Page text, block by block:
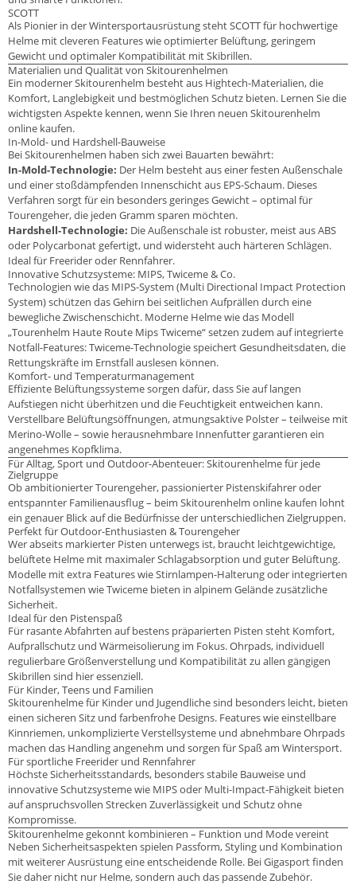
SCOTT
Als Pionier in der Wintersportausrüstung steht SCOTT für hochwertige
Helme mit cleveren Features wie optimierter Belüftung, geringem
Gewicht und optimaler Kompatibilität mit Skibrillen.
Materialien und Qualität von Skitourenhelmen
Ein moderner Skitourenhelm besteht aus Hightech-Materialien, die
Komfort, Langlebigkeit und bestmöglichen Schutz bieten. Lernen Sie die
wichtigsten Aspekte kennen, wenn Sie Ihren neuen Skitourenhelm
online kaufen.
In-Mold- und Hardshell-Bauweise
Bei Skitourenhelmen haben sich zwei Bauarten bewährt:
In-Mold-Technologie: Der Helm besteht aus einer festen Außenschale
und einer stoßdämpfenden Innenschicht aus EPS-Schaum. Dieses
Verfahren sorgt für ein besonders geringes Gewicht – optimal für
Tourengeher, die jeden Gramm sparen möchten.
Hardshell-Technologie: Die Außenschale ist robuster, meist aus ABS
oder Polycarbonat gefertigt, und widersteht auch härteren Schlägen.
Ideal für Freerider oder Rennfahrer.
Innovative Schutzsysteme: MIPS, Twiceme & Co.
Technologien wie das MIPS-System (Multi Directional Impact Protection
System) schützen das Gehirn bei seitlichen Aufprällen durch eine
bewegliche Zwischenschicht. Moderne Helme wie das Modell
„Tourenhelm Haute Route Mips Twiceme“ setzen zudem auf integrierte
Notfall-Features: Twiceme-Technologie speichert Gesundheitsdaten, die
Rettungskräfte im Ernstfall auslesen können.
Komfort- und Temperaturmanagement
Effiziente Belüftungssysteme sorgen dafür, dass Sie auf langen
Aufstiegen nicht überhitzen und die Feuchtigkeit entweichen kann.
Verstellbare Belüftungsöffnungen, atmungsaktive Polster – teilweise mit
Merino-Wolle – sowie herausnehmbare Innenfutter garantieren ein
angenehmes Kopfklima.
Für Alltag, Sport und Outdoor-Abenteuer: Skitourenhelme für jede
Zielgruppe
Ob ambitionierter Tourengeher, passionierter Pistenskifahrer oder
entspannter Familienausflug – beim Skitourenhelm online kaufen lohnt
ein genauer Blick auf die Bedürfnisse der unterschiedlichen Zielgruppen.
Perfekt für Outdoor-Enthusiasten & Tourengeher
Wer abseits markierter Pisten unterwegs ist, braucht leichtgewichtige,
belüftete Helme mit maximaler Schlagabsorption und guter Belüftung.
Modelle mit extra Features wie Stirnlampen-Halterung oder integrierten
Notfallsystemen wie Twiceme bieten in alpinem Gelände zusätzliche
Sicherheit.
Ideal für den Pistenspaß
Für rasante Abfahrten auf bestens präparierten Pisten steht Komfort,
Aufprallschutz und Wärmeisolierung im Fokus. Ohrpads, individuell
regulierbare Größenverstellung und Kompatibilität zu allen gängigen
Skibrillen sind hier essenziell.
Für Kinder, Teens und Familien
Skitourenhelme für Kinder und Jugendliche sind besonders leicht, bieten
einen sicheren Sitz und farbenfrohe Designs. Features wie einstellbare
Kinnriemen, unkomplizierte Verstellsysteme und abnehmbare Ohrpads
machen das Handling angenehm und sorgen für Spaß am Wintersport.
Für sportliche Freerider und Rennfahrer
Höchste Sicherheitsstandards, besonders stabile Bauweise und
innovative Schutzsysteme wie MIPS oder Multi-Impact-Fähigkeit bieten
auf anspruchsvollen Strecken Zuverlässigkeit und Schutz ohne
Kompromisse.
Skitourenhelme gekonnt kombinieren – Funktion und Mode vereint
Neben Sicherheitsaspekten spielen Passform, Styling und Kombination
mit weiterer Ausrüstung eine entscheidende Rolle. Bei Gigasport finden
Sie daher nicht nur Helme, sondern auch das passende Zubehör.